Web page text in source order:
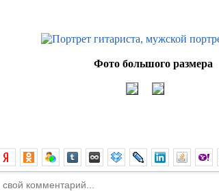
Фото большого размера